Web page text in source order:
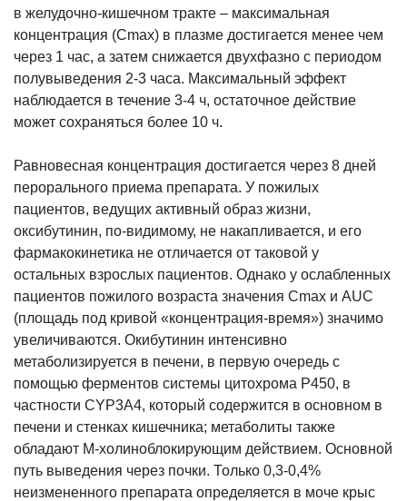
в желудочно-кишечном тракте – максимальная
концентрация (Сmax) в плазме достигается менее чем
через 1 час, а затем снижается двухфазно с периодом
полувыведения 2-3 часа. Максимальный эффект
наблюдается в течение 3-4 ч, остаточное действие
может сохраняться более 10 ч.
Равновесная концентрация достигается через 8 дней
перорального приема препарата. У пожилых
пациентов, ведущих активный образ жизни,
оксибутинин, по-видимому, не накапливается, и его
фармакокинетика не отличается от таковой у
остальных взрослых пациентов. Однако у ослабленных
пациентов пожилого возраста значения Сmax и AUC
(площадь под кривой «концентрация-время») значимо
увеличиваются. Окибутинин интенсивно
метаболизируется в печени, в первую очередь с
помощью ферментов системы цитохрома Р450, в
частности CYP3A4, который содержится в основном в
печени и стенках кишечника; метаболиты также
обладают М-холиноблокирующим действием. Основной
путь выведения через почки. Только 0,3-0,4%
неизмененного препарата определяется в моче крыс